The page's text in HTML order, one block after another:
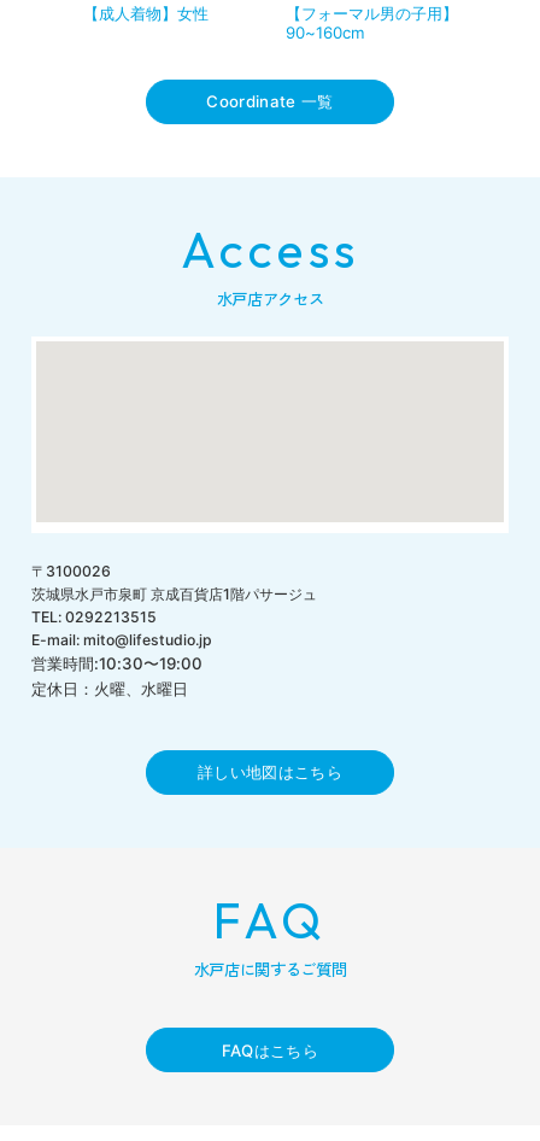
【成人着物】女性
【フォーマル男の子用】
90~160cm
Coordinate 一覧
Access
水戸店アクセス
〒3100026
茨城県水戸市泉町 京成百貨店1階パサージュ
TEL: 0292213515
E-mail: mito@lifestudio.jp
営業時間:10:30〜19:00
定休日：火曜、水曜日
詳しい地図はこちら
FAQ
水戸店に関するご質問
FAQはこちら